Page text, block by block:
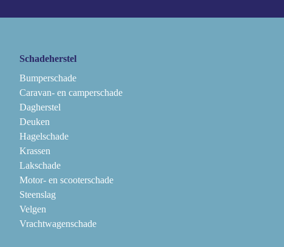
Schadeherstel
Bumperschade
Caravan- en camperschade
Dagherstel
Deuken
Hagelschade
Krassen
Lakschade
Motor- en scooterschade
Steenslag
Velgen
Vrachtwagenschade